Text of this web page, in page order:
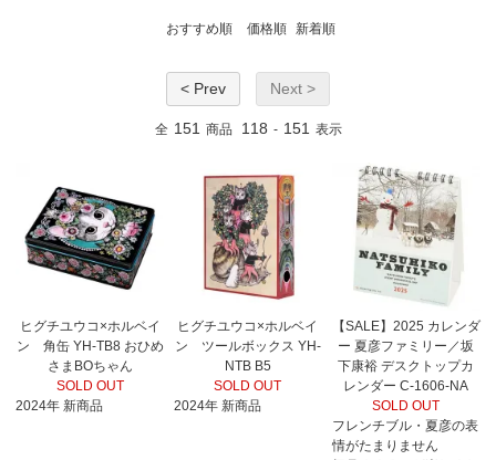
おすすめ順 価格順 新着順
< Prev Next >
全 151 商品 118 - 151 表示
ヒグチユウコ×ホルベイ
ン 角缶 YH-TB8 おひめ
さまBOちゃん
SOLD OUT
2024年 新商品
ヒグチユウコ×ホルベイ
ン ツールボックス YH-
NTB B5
SOLD OUT
2024年 新商品
【SALE】2025 カレンダ
ー 夏彦ファミリー／坂
下康裕 デスクトップカ
レンダー C-1606-NA
SOLD OUT
フレンチブル・夏彦の表
情がたまりません